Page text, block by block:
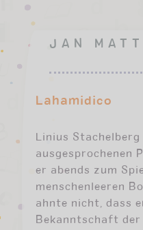
JAN
Lahamidico
Linius
ausgesprochenen
er abends zum
menschenleeren
ahnte nicht, dass
Bekanntschaft der